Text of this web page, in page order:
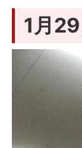
1月29